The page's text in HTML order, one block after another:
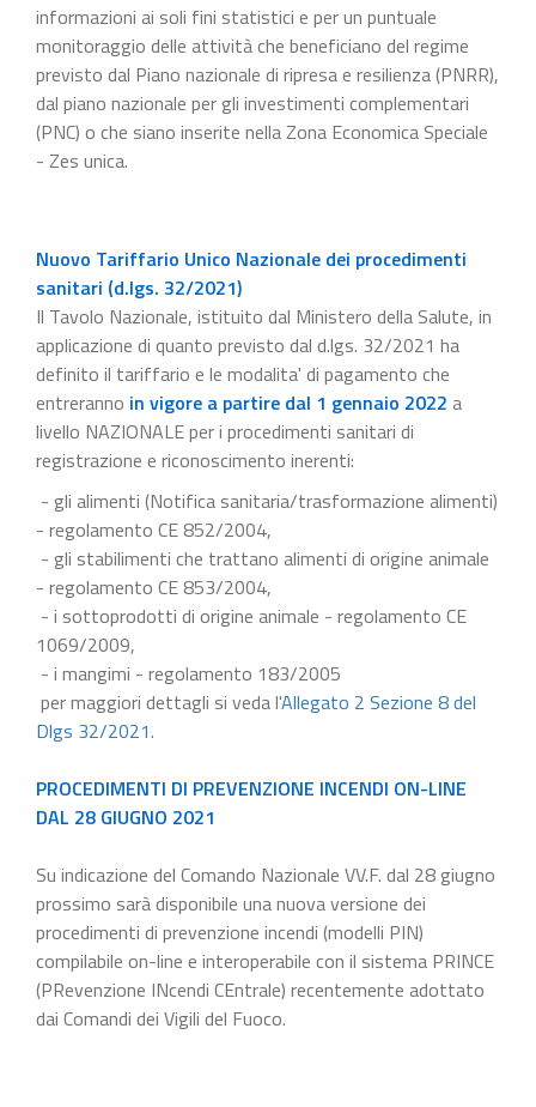
informazioni ai soli fini statistici e per un puntuale
monitoraggio delle attività che beneficiano del regime
previsto dal Piano nazionale di ripresa e resilienza (PNRR),
dal piano nazionale per gli investimenti complementari
(PNC) o che siano inserite nella Zona Economica Speciale
- Zes unica.
Nuovo Tariffario Unico Nazionale dei procedimenti
sanitari (d.lgs. 32/2021)
Il Tavolo Nazionale, istituito dal Ministero della Salute, in
applicazione di quanto previsto dal d.lgs. 32/2021 ha
definito il tariffario e le modalita' di pagamento che
entreranno in vigore a partire dal 1 gennaio 2022 a
livello NAZIONALE per i procedimenti sanitari di
registrazione e riconoscimento inerenti:
- gli alimenti (Notifica sanitaria/trasformazione alimenti)
- regolamento CE 852/2004,
- gli stabilimenti che trattano alimenti di origine animale
- regolamento CE 853/2004,
- i sottoprodotti di origine animale - regolamento CE
1069/2009,
- i mangimi - regolamento 183/2005
per maggiori dettagli si veda l'Allegato 2 Sezione 8 del
Dlgs 32/2021.
PROCEDIMENTI DI PREVENZIONE INCENDI ON-LINE
DAL 28 GIUGNO 2021
Su indicazione del Comando Nazionale VV.F. dal 28 giugno
prossimo sarà disponibile una nuova versione dei
procedimenti di prevenzione incendi (modelli PIN)
compilabile on-line e interoperabile con il sistema PRINCE
(PRevenzione INcendi CEntrale) recentemente adottato
dai Comandi dei Vigili del Fuoco.